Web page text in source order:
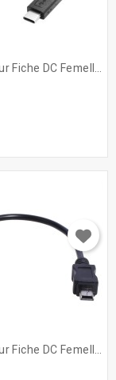
Adaptateur Fiche DC Femelle...
Adaptateur Fiche DC Femelle...